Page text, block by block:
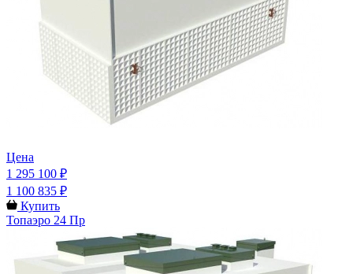
Цена
1 295 100 ₽
1 100 835 ₽
Купить
Топаэро 24 Пр